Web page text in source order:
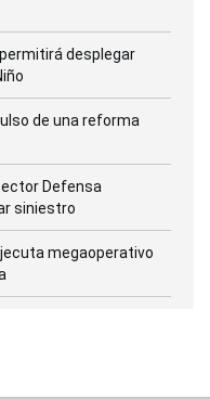
desplegar
de una reforma
Defensa
siniestro
megaoperativo